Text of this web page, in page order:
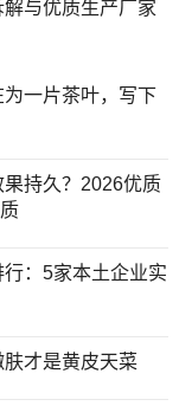
与优质生产厂家
一片茶叶，写下
持久？2026优质
：5家本土企业实
才是黄皮天菜